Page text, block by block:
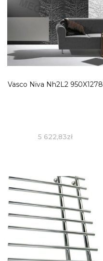
Vasco Niva Nh2L2 950X1278
5 622,83zł